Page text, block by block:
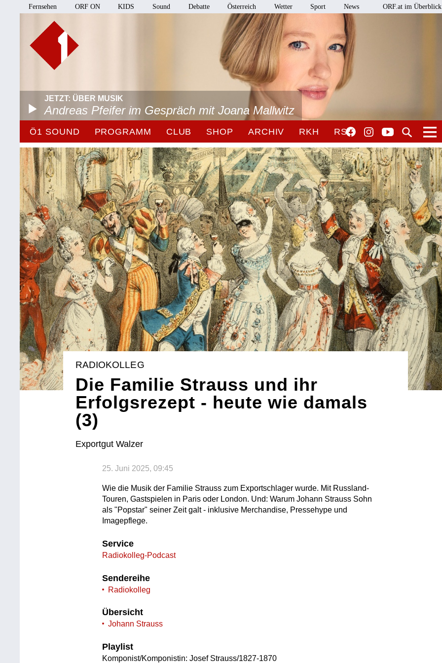
Fernsehen ORF ON KIDS Sound Debatte Österreich Wetter Sport News ORF.at im Überblick
JETZT: ÜBER MUSIK
Andreas Pfeifer im Gespräch mit Joana Mallwitz
Ö1 SOUND PROGRAMM CLUB SHOP ARCHIV RKH RSO
RADIOKOLLEG
Die Familie Strauss und ihr
Erfolgsrezept - heute wie damals
(3)
Exportgut Walzer
25. Juni 2025, 09:45
Wie die Musik der Familie Strauss zum Exportschlager wurde. Mit Russland-
Touren, Gastspielen in Paris oder London. Und: Warum Johann Strauss Sohn
als "Popstar" seiner Zeit galt - inklusive Merchandise, Pressehype und
Imagepflege.
Service
Radiokolleg-Podcast
Sendereihe
Radiokolleg
Übersicht
Johann Strauss
Playlist
Komponist/Komponistin: Josef Strauss/1827-1870